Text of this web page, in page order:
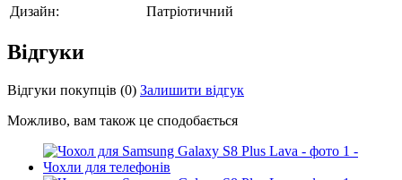
Дизайн:
Патріотичний
Відгуки
Відгуки покупців (0) Залишити відгук
Можливо, вам також це сподобається